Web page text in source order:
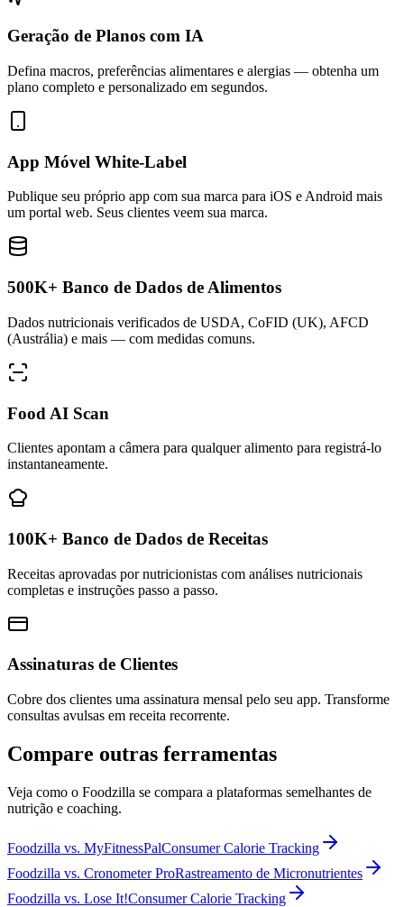
Geração de Planos com IA
Defina macros, preferências alimentares e alergias — obtenha um
plano completo e personalizado em segundos.
App Móvel White-Label
Publique seu próprio app com sua marca para iOS e Android mais
um portal web. Seus clientes veem sua marca.
500K+ Banco de Dados de Alimentos
Dados nutricionais verificados de USDA, CoFID (UK), AFCD
(Austrália) e mais — com medidas comuns.
Food AI Scan
Clientes apontam a câmera para qualquer alimento para registrá-lo
instantaneamente.
100K+ Banco de Dados de Receitas
Receitas aprovadas por nutricionistas com análises nutricionais
completas e instruções passo a passo.
Assinaturas de Clientes
Cobre dos clientes uma assinatura mensal pelo seu app. Transforme
consultas avulsas em receita recorrente.
Compare outras ferramentas
Veja como o Foodzilla se compara a plataformas semelhantes de
nutrição e coaching.
Foodzilla vs. MyFitnessPalConsumer Calorie Tracking
Foodzilla vs. Cronometer ProRastreamento de Micronutrientes
Foodzilla vs. Lose It!Consumer Calorie Tracking